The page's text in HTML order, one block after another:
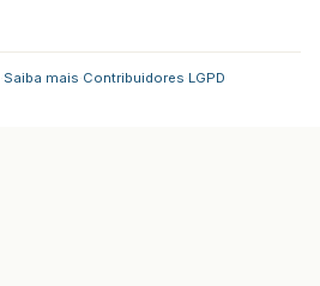
Saiba mais Contribuidores LGPD